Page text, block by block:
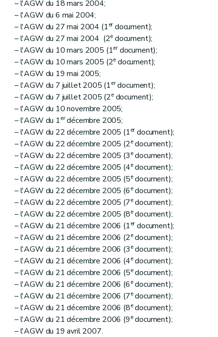
– l'AGW du 18 mars 2004;
– l'AGW du 6 mai 2004;
– l'AGW du 27 mai 2004 (1erdocument);
– l'AGW du 27 mai 2004 (2e document);
– l'AGW du 10 mars 2005 (1erdocument);
– l'AGW du 10 mars 2005 (2e document);
– l'AGW du 19 mai 2005;
– l'AGW du 7 juillet 2005 (1erdocument);
– l'AGW du 7 juillet 2005 (2edocument);
– l'AGW du 10 novembre 2005;
– l'AGW du 1erdécembre 2005;
– l'AGW du 22 décembre 2005 (1erdocument);
– l'AGW du 22 décembre 2005 (2edocument);
– l'AGW du 22 décembre 2005 (3edocument);
– l'AGW du 22 décembre 2005 (4edocument);
– l'AGW du 22 décembre 2005 (5edocument);
– l'AGW du 22 décembre 2005 (6edocument);
– l'AGW du 22 décembre 2005 (7edocument);
– l'AGW du 22 décembre 2005 (8edocument);
– l'AGW du 21 décembre 2006 (1erdocument);
– l'AGW du 21 décembre 2006 (2edocument);
– l'AGW du 21 décembre 2006 (3edocument);
– l'AGW du 21 décembre 2006 (4edocument);
– l'AGW du 21 décembre 2006 (5edocument);
– l'AGW du 21 décembre 2006 (6edocument);
– l'AGW du 21 décembre 2006 (7edocument);
– l'AGW du 21 décembre 2006 (8edocument);
– l'AGW du 21 décembre 2006 (9edocument);
– l'AGW du 19 avril 2007.